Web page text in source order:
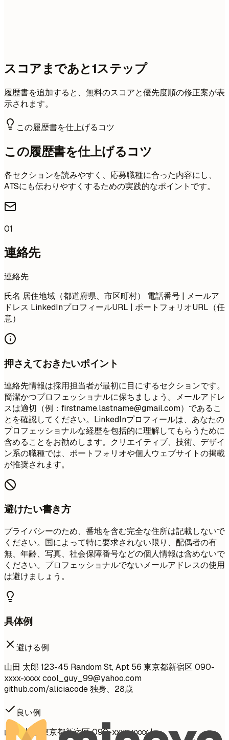
スコアまであと1ステップ
履歴書を追加すると、無料のスコアと優先度順の修正案が表
示されます。
この履歴書を仕上げるコツ
この履歴書を仕上げるコツ
各セクションを読みやすく、応募職種に合った内容にし、
ATSにも伝わりやすくするための実践的なポイントです。
01
連絡先
連絡先
氏名 居住地域（都道府県、市区町村） 電話番号 | メールア
ドレス LinkedInプロフィールURL | ポートフォリオURL（任
意）
押さえておきたいポイント
連絡先情報は採用担当者が最初に目にするセクションです。
簡潔かつプロフェッショナルに保ちましょう。メールアドレ
スは適切（例： firstname.lastname@gmail.com）であるこ
とを確認してください。LinkedInプロフィールは、あなたの
プロフェッショナルな経歴を包括的に理解してもらうために
含めることをお勧めします。クリエイティブ、技術、デザイ
ン系の職種では、ポートフォリオや個人ウェブサイトの掲載
が推奨されます。
避けたい書き方
プライバシーのため、番地を含む完全な住所は記載しないで
ください。国によって特に要求されない限り、配偶者の有
無、年齢、写真、社会保障番号などの個人情報は含めないで
ください。プロフェッショナルでないメールアドレスの使用
は避けましょう。
具体例
避ける例
山田 太郎 123-45 Random St, Apt 56 東京都新宿区 090-
xxxx-xxxxcool_guy_99@yahoo.com
github.com/aliciacode 独身、28歳
良い例
山田 太郎 東京都新宿区 090-xxxx-xxxx |